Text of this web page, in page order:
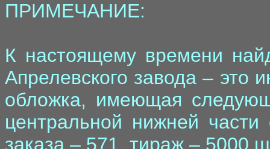
ПРИМЕЧАНИЕ:
К настоящему времени
Апрелевского завода – это
обложка, имеющая
центральной нижней
заказа – 571, тираж – 5000